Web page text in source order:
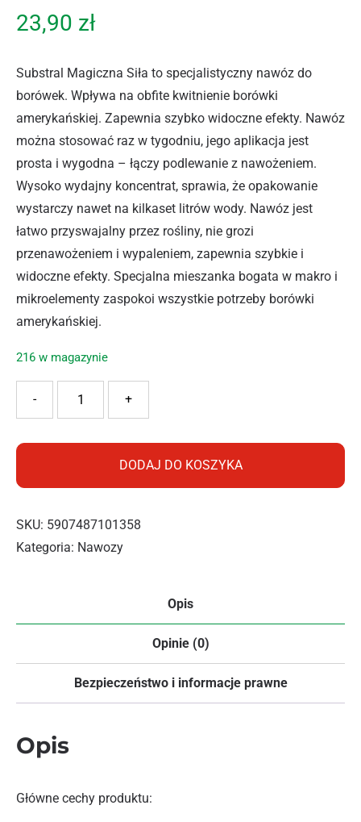
23,90 zł
Substral Magiczna Siła to specjalistyczny nawóz do
borówek. Wpływa na obfite kwitnienie borówki
amerykańskiej. Zapewnia szybko widoczne efekty. Nawóz
można stosować raz w tygodniu, jego aplikacja jest
prosta i wygodna – łączy podlewanie z nawożeniem.
Wysoko wydajny koncentrat, sprawia, że opakowanie
wystarczy nawet na kilkaset litrów wody. Nawóz jest
łatwo przyswajalny przez rośliny, nie grozi
przenawożeniem i wypaleniem, zapewnia szybkie i
widoczne efekty. Specjalna mieszanka bogata w makro i
mikroelementy zaspokoi wszystkie potrzeby borówki
amerykańskiej.
216 w magazynie
+
-
DODAJ DO KOSZYKA
SKU: 5907487101358
Kategoria: Nawozy
Opis
Opinie (0)
Bezpieczeństwo i informacje prawne
Opis
Główne cechy produktu: